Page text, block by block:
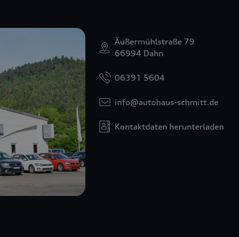
Äußermühlstraße 79
66994 Dahn
06391 5604
info@autohaus-schmitt.de
Kontaktdaten herunterladen